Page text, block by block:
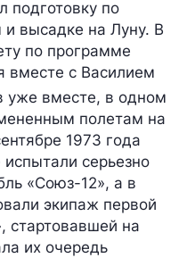
по
высадке на Луну. В
по программе
вместе с Василием
уже вместе, в одном
полетам на
1973 года
серьезно
«Союз-12», а в
экипаж первой
стартовавшей на
их очередь